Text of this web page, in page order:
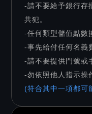
-請不要給予銀行存
共犯。
-任何類型儲值點數
-事先給付任何名義
-請不要提供門號或
-勿依照他人指示操
(符合其中一項都可